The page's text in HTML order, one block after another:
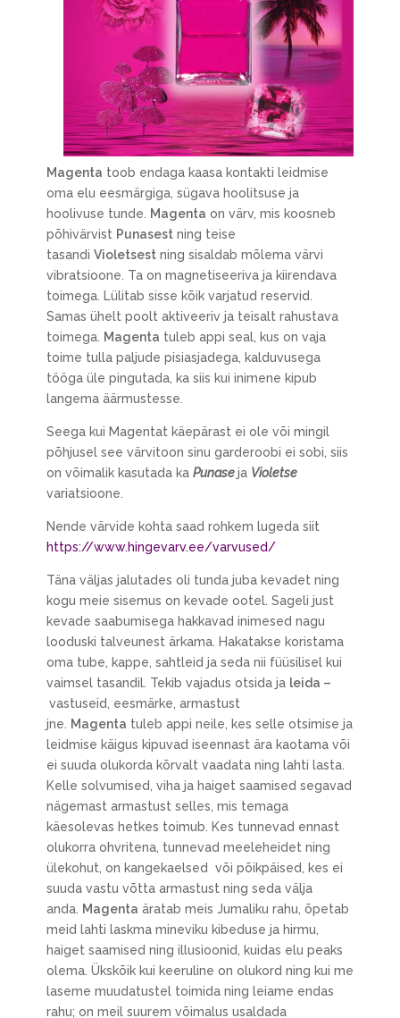
Magenta toob endaga kaasa kontakti leidmise
oma elu eesmärgiga, sügava hoolitsuse ja
hoolivuse tunde. Magenta on värv, mis koosneb
põhivärvist Punasestning teise
tasandi Violetsestning sisaldab mõlema värvi
vibratsioone. Ta on magnetiseeriva ja kiirendava
toimega. Lülitab sisse kõik varjatud reservid.
Samas ühelt poolt aktiveeriv ja teisalt rahustava
toimega. Magenta tuleb appi seal, kus on vaja
toime tulla paljude pisiasjadega, kalduvusega
tööga üle pingutada, ka siis kui inimene kipub
langema äärmustesse.
Seega kui Magentat käepärast ei ole või mingil
põhjusel see värvitoon sinu garderoobi ei sobi, siis
on võimalik kasutada ka Punaseja Violetse
variatsioone.
Nende värvide kohta saad rohkem lugeda siit
https://www.hingevarv.ee/varvused/
Täna väljas jalutades oli tunda juba kevadet ning
kogu meie sisemus on kevade ootel. Sageli just
kevade saabumisega hakkavad inimesed nagu
looduski talveunest ärkama. Hakatakse koristama
oma tube, kappe, sahtleid ja seda nii füüsilisel kui
vaimsel tasandil. Tekib vajadus otsida ja leida –
vastuseid, eesmärke, armastust
jne. Magenta tuleb appi neile, kes selle otsimise ja
leidmise käigus kipuvad iseennast ära kaotama või
ei suuda olukorda kõrvalt vaadata ning lahti lasta.
Kelle solvumised, viha ja haiget saamised segavad
nägemast armastust selles, mis temaga
käesolevas hetkes toimub. Kes tunnevad ennast
olukorra ohvritena, tunnevad meeleheidet ning
ülekohut, on kangekaelsed või põikpäised, kes ei
suuda vastu võtta armastust ning seda välja
anda. Magenta äratab meis Jumaliku rahu, õpetab
meid lahti laskma mineviku kibeduse ja hirmu,
haiget saamised ning illusioonid, kuidas elu peaks
olema. Ükskõik kui keeruline on olukord ning kui me
laseme muudatustel toimida ning leiame endas
rahu; on meil suurem võimalus usaldada